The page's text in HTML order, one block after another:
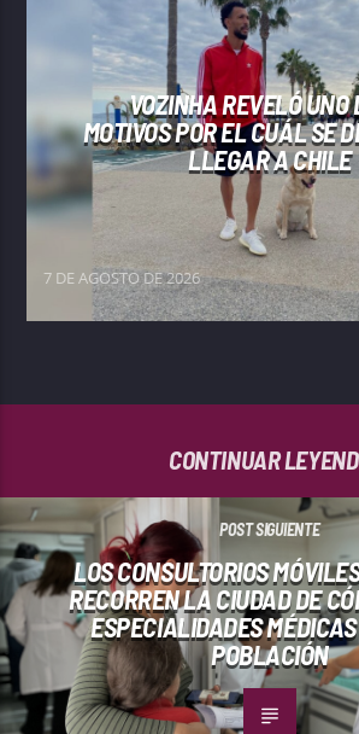
VOZINHA REVELÓ UNO
MOTIVOS POR EL CUÁL SE
LLEGAR A CHILE
7 DE AGOSTO DE 2026
CONTINUAR
POST SIGUIENTE
LOS CONSULTORIOS
RECORREN LA CIUDAD DE
ESPECIALIDADES
POBLACIÓN